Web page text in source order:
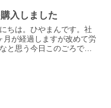
対策とい...
入しました
ちは。ひやまんです。社
月が経過しますが改めて労
と思う今日このごろで